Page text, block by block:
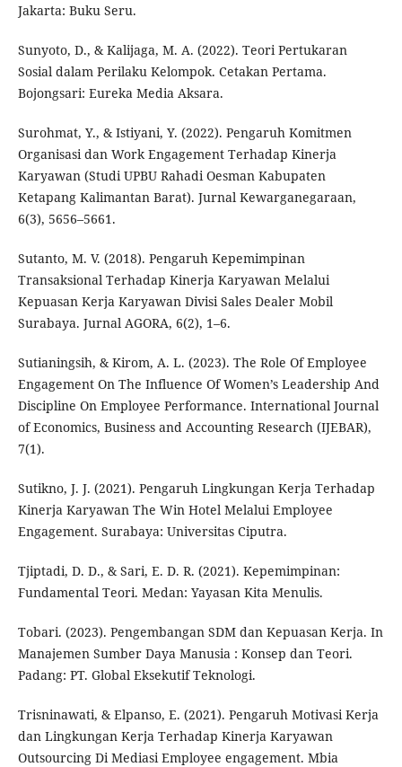
Jakarta: Buku Seru.
Sunyoto, D., & Kalijaga, M. A. (2022). Teori Pertukaran
Sosial dalam Perilaku Kelompok. Cetakan Pertama.
Bojongsari: Eureka Media Aksara.
Surohmat, Y., & Istiyani, Y. (2022). Pengaruh Komitmen
Organisasi dan Work Engagement Terhadap Kinerja
Karyawan (Studi UPBU Rahadi Oesman Kabupaten
Ketapang Kalimantan Barat). Jurnal Kewarganegaraan,
6(3), 5656–5661.
Sutanto, M. V. (2018). Pengaruh Kepemimpinan
Transaksional Terhadap Kinerja Karyawan Melalui
Kepuasan Kerja Karyawan Divisi Sales Dealer Mobil
Surabaya. Jurnal AGORA, 6(2), 1–6.
Sutianingsih, & Kirom, A. L. (2023). The Role Of Employee
Engagement On The Influence Of Women’s Leadership And
Discipline On Employee Performance. International Journal
of Economics, Business and Accounting Research (IJEBAR),
7(1).
Sutikno, J. J. (2021). Pengaruh Lingkungan Kerja Terhadap
Kinerja Karyawan The Win Hotel Melalui Employee
Engagement. Surabaya: Universitas Ciputra.
Tjiptadi, D. D., & Sari, E. D. R. (2021). Kepemimpinan:
Fundamental Teori. Medan: Yayasan Kita Menulis.
Tobari. (2023). Pengembangan SDM dan Kepuasan Kerja. In
Manajemen Sumber Daya Manusia : Konsep dan Teori.
Padang: PT. Global Eksekutif Teknologi.
Trisninawati, & Elpanso, E. (2021). Pengaruh Motivasi Kerja
dan Lingkungan Kerja Terhadap Kinerja Karyawan
Outsourcing Di Mediasi Employee engagement. Mbia